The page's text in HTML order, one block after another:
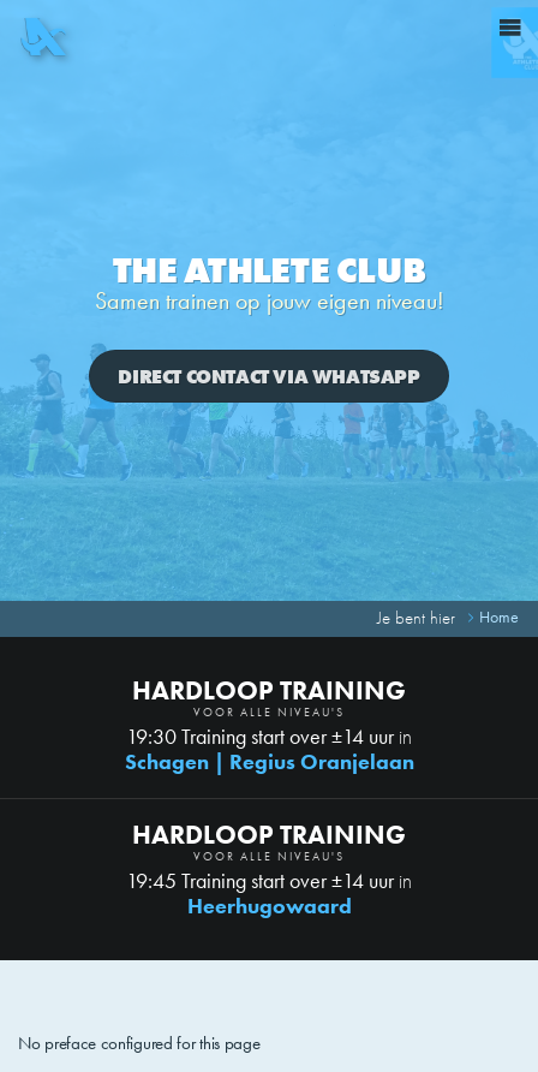
Je bent hier Home
THE ATHLETE CLUB
Samen trainen op jouw eigen niveau!
DIRECT CONTACT VIA WHATSAPP
HARDLOOP TRAINING
VOOR ALLE NIVEAU'S
19:30 Training start over ±14 uurin
Schagen | Regius Oranjelaan
HARDLOOP TRAINING
VOOR ALLE NIVEAU'S
19:45 Training start over ±14 uurin
Heerhugowaard
No preface configured for this page